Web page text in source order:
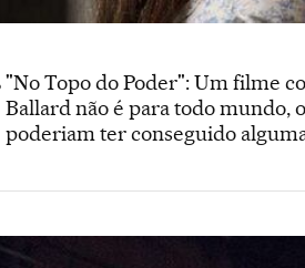
"No Topo do Poder": Um filme
Ballard não é para todo mundo,
poderiam ter conseguido